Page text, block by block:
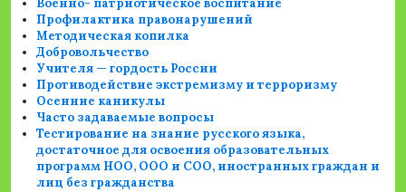
Военно- патриотическое воспитание
Профилактика правонарушений
Методическая копилка
Добровольчество
Учителя — гордость России
Противодействие экстремизму и терроризму
Осенние каникулы
Часто задаваемые вопросы
Тестирование на знание русского языка,
достаточное для освоения образовательных
программ НОО, ООО и СОО, иностранных граждан и
лиц без гражданства